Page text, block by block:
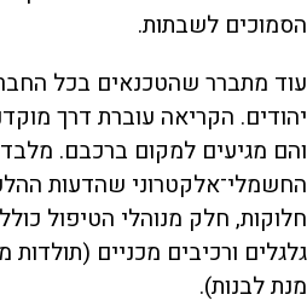
הסמוכים לשבתות.
עוד מתברר שהטכנאים בכל
יהודים. הקריאה עוברת דרך
והם מגיעים למקום ברכבם.
החשמלי־אלקטרוני שהדעות
חלוקות, חלק מנוהלי הטיפול
גלגלים ורכיבים מכניים
מנת לבנות).